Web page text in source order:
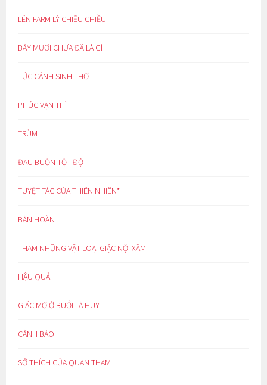
LÊN FARM LÝ CHIỀU CHIỀU
BẢY MƯƠI CHƯA ĐÃ LÀ GÌ
TỨC CẢNH SINH THƠ
PHÚC VẠN THÌ
TRÙM
ĐAU BUỒN TỘT ĐỘ
TUYỆT TÁC CỦA THIÊN NHIÊN*
BÀN HOÀN
THAM NHŨNG VẶT LOẠI GIẶC NỘI XÂM
HẬU QUẢ
GIẤC MƠ Ở BUỔI TÀ HUY
CẢNH BÁO
SỞ THÍCH CỦA QUAN THAM